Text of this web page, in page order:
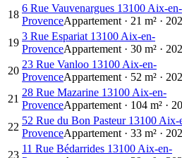
18
6 Rue Vauvenargues 13100 Aix-en-
ProvenceAppartement · 21 m² ·
19
3 Rue Espariat 13100 Aix-en-
ProvenceAppartement · 30 m² ·
20
23 Rue Vanloo 13100 Aix-en-
ProvenceAppartement · 52 m² ·
21
28 Rue Mazarine 13100 Aix-en-
ProvenceAppartement · 104 m² ·
22
52 Rue du Bon Pasteur 13100 Aix-
ProvenceAppartement · 33 m² ·
23
11 Rue Bédarrides 13100 Aix-en-